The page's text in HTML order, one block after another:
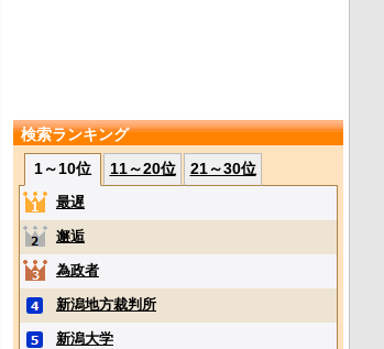
検索ランキング
1～10位
11～20位 21～30位
最遅
邂逅
為政者
新潟地方裁判所
新潟大学